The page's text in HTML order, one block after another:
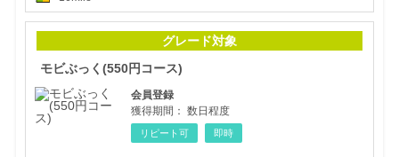
グレード対象
モビぶっく(550円コース)
会員登録
獲得期間： 数日程度
リピート可 即時